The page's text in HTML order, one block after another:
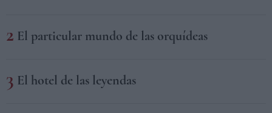
El particular mundo de las orquídeas
El hotel de las leyendas